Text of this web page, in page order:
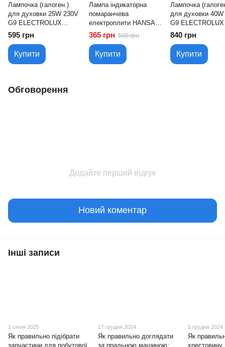
Лампочка (галоген.)
для духовки 25W 230V
G9 ELECTROLUX
(8085641010)
595 грн
Купити
Лампа індикаторна
помаранчева
електроплити HANSA
(8001588)
365 грн 500 грн
Купити
Лампочка
для духовки 40W
G9 ELECTROLUX
(8085641028)
840 грн
Купити
Обговорення
Додайте перший відгук
Новий коментар
Інші записи
1 січня 2025
Як правильно підібрати
запчастини для побутової
17 грудня 2024
Як правильно доглядати
за пральною машиною:
5 грудня 2024
Як